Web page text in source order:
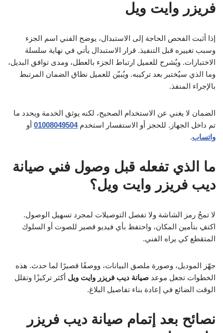
فريزر وايت ويل
إذا أثبت الفحص الحاجة إلى الاستبدال، يوضح الفني اسم الجزء
وسبب تغييره قبل التنفيذ. قرار الاستبدال يأتي في نهاية سلسلة
الاختبارات. ويُشرح للعميل ارتباط الجزء بالعطل، ومدى توافق البديل،
وما الذي سيُختبر بعد تركيبه. ويُبيّن للعميل نطاق الضمان المرتبط
بالإجراء المنفذ.
الضمان لا يغني عن الاستخدام الصحيح، لكنه يوثق الخدمة ويحدد ما
تم داخل الجهاز. للحجز أو الاستفسار استخدم01008049504 أو
واتساب.
ما الذي تفعله قبل وصول فني صيانة
ديب فريزر وايت ويل؟
لا تمحُ رمز الشاشة ولا تفصل التوصيلات لمجرد تسهيل الوصول.
اكتفِ بتأمين المكان، واحتفظ بأي فيديو قصير للصوت أو السلوك
المتقطع كي يراه الفني.
جهّز الموديل، وصورة ملصق البيانات، ووصفًا قصيرًا لما حدث. هذه
الخطوات تجعل موعد صيانة ديب فريزر وايت ويل أكثر تركيزًا وتقلل
الوقت الضائع في إعادة بناء تفاصيل البلاغ.
نصائح بعد إتمام صيانة ديب فريزر